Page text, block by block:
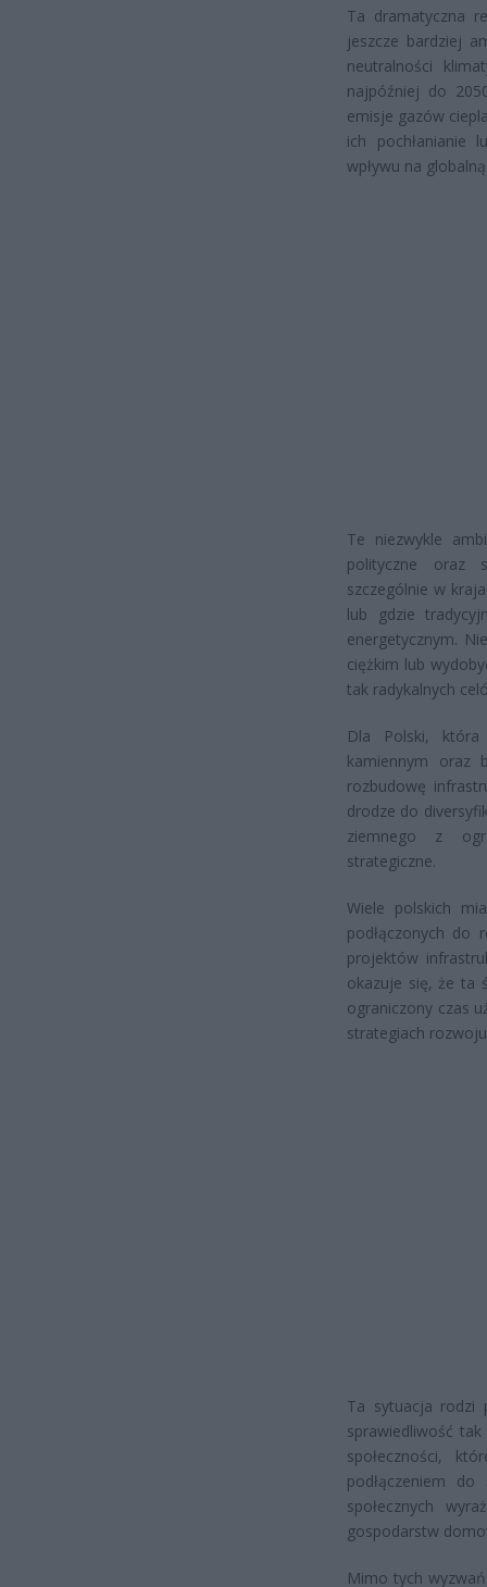
Ta dramatyczna
jeszcze bardziej
neutralności
najpóźniej do
emisje gazów
ich pochłanianie
wpływu na
Te niezwykle
polityczne oraz
szczególnie w
lub gdzie
energetycznym.
ciężkim lub
tak radykalnych
Dla Polski, która
kamiennym oraz
rozbudowę
drodze do
ziemnego z
strategiczne.
Wiele polskich
podłączonych do
projektów
okazuje się, że ta
ograniczony czas
strategiach
Ta sytuacja rodzi
sprawiedliwość
społeczności,
podłączeniem
społecznych
gospodarstw
Mimo tych